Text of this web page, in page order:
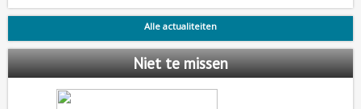
Alle actualiteiten
Niette missen